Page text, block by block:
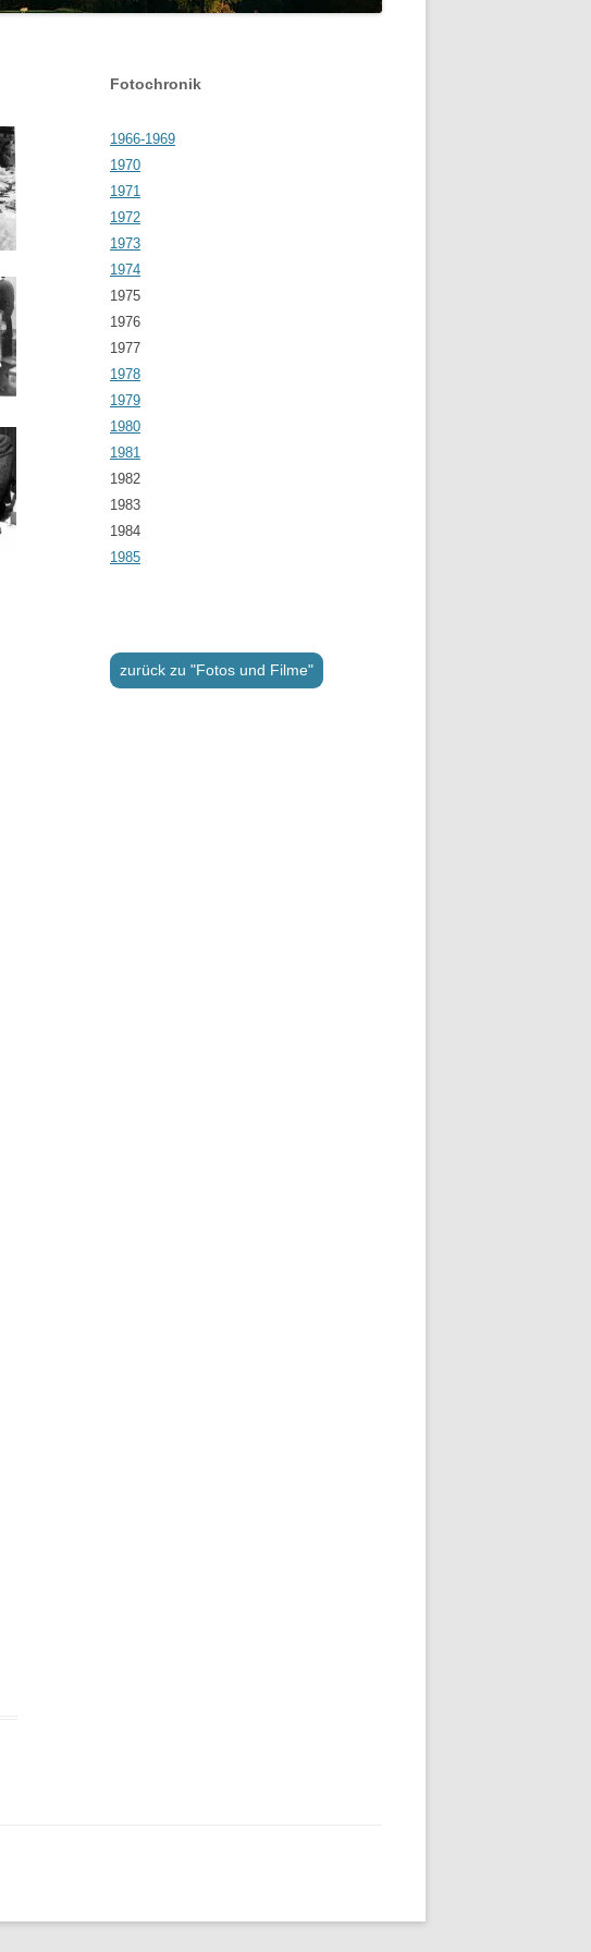
GLONNER BAUDENKMÄLER
Fotochronik
1966-1969
1970
1971
1972
1973
1974
1975
1976
1977
1978
1979
1980
1981
1982
1983
1984
1985
zurück zu "Fotos und Filme"